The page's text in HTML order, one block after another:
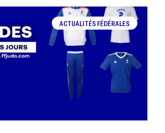
ACTUALITÉS FÉDÉRALES